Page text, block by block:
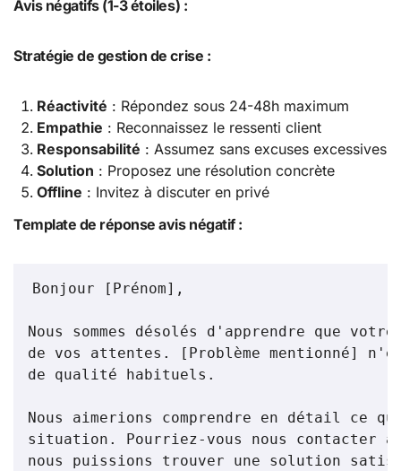
Avis négatifs (1-3 étoiles) :
Stratégie de gestion de crise :
Réactivité : Répondez sous 24-48h maximum
Empathie : Reconnaissez le ressenti client
Responsabilité : Assumez sans excuses excessives
Solution : Proposez une résolution concrète
Offline : Invitez à discuter en privé
Template de réponse avis négatif :
Bonjour [Prénom],
Nous sommes désolés d'apprendre que
de vos attentes. [Problème mentionné]
de qualité habituels.
Nous aimerions comprendre en détail
situation. Pourriez-vous nous contacter
nous puissions trouver une solution